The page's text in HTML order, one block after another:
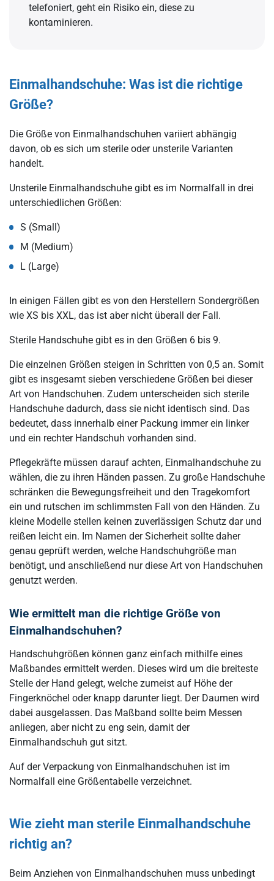
telefoniert, geht ein Risiko ein, diese zu
kontaminieren.
Einmalhandschuhe: Was ist die richtige
Größe?
Die Größe von Einmalhandschuhen variiert abhängig
davon, ob es sich um sterile oder unsterile Varianten
handelt.
Unsterile Einmalhandschuhe gibt es im Normalfall in drei
unterschiedlichen Größen:
S (Small)
M (Medium)
L (Large)
In einigen Fällen gibt es von den Herstellern Sondergrößen
wie XS bis XXL, das ist aber nicht überall der Fall.
Sterile Handschuhe gibt es in den Größen 6 bis 9.
Die einzelnen Größen steigen in Schritten von 0,5 an. Somit
gibt es insgesamt sieben verschiedene Größen bei dieser
Art von Handschuhen. Zudem unterscheiden sich sterile
Handschuhe dadurch, dass sie nicht identisch sind. Das
bedeutet, dass innerhalb einer Packung immer ein linker
und ein rechter Handschuh vorhanden sind.
Pflegekräfte müssen darauf achten, Einmalhandschuhe zu
wählen, die zu ihren Händen passen. Zu große Handschuhe
schränken die Bewegungsfreiheit und den Tragekomfort
ein und rutschen im schlimmsten Fall von den Händen. Zu
kleine Modelle stellen keinen zuverlässigen Schutz dar und
reißen leicht ein. Im Namen der Sicherheit sollte daher
genau geprüft werden, welche Handschuhgröße man
benötigt, und anschließend nur diese Art von Handschuhen
genutzt werden.
Wie ermittelt man die richtige Größe von
Einmalhandschuhen?
Handschuhgrößen können ganz einfach mithilfe eines
Maßbandes ermittelt werden. Dieses wird um die breiteste
Stelle der Hand gelegt, welche zumeist auf Höhe der
Fingerknöchel oder knapp darunter liegt. Der Daumen wird
dabei ausgelassen. Das Maßband sollte beim Messen
anliegen, aber nicht zu eng sein, damit der
Einmalhandschuh gut sitzt.
Auf der Verpackung von Einmalhandschuhen ist im
Normalfall eine Größentabelle verzeichnet.
Wie zieht man sterile Einmalhandschuhe
richtig an?
Beim Anziehen von Einmalhandschuhen muss unbedingt